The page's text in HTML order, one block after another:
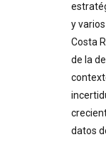
y
Costa
de la
datos